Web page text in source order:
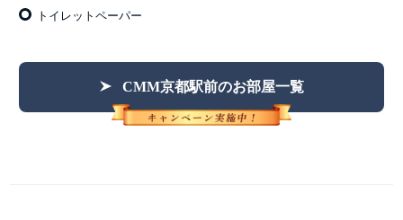
トイレットペーパー
CMM京都駅前のお部屋一覧